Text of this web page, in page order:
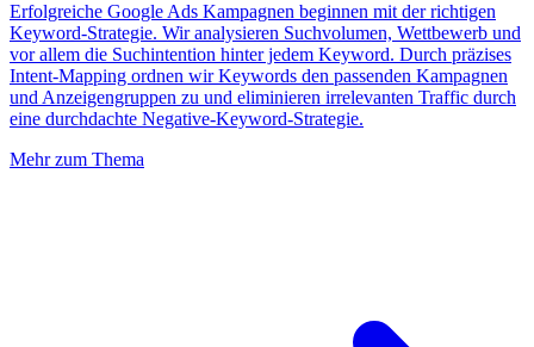
Erfolgreiche Google Ads Kampagnen beginnen mit der richtigen
Keyword-Strategie. Wir analysieren Suchvolumen, Wettbewerb und
vor allem die Suchintention hinter jedem Keyword. Durch präzises
Intent-Mapping ordnen wir Keywords den passenden Kampagnen
und Anzeigengruppen zu und eliminieren irrelevanten Traffic durch
eine durchdachte Negative-Keyword-Strategie.
Mehr zum Thema